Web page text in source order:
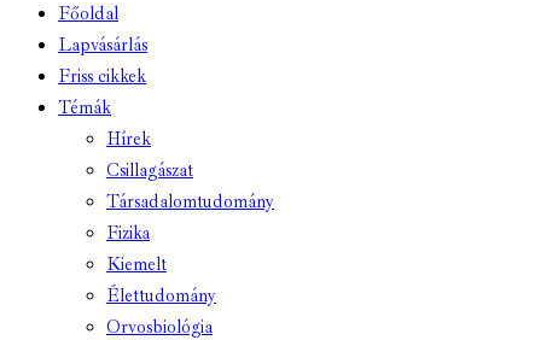
Főoldal
Lapvásárlás
Friss cikkek
Témák
Hírek
Csillagászat
Társadalomtudomány
Fizika
Kiemelt
Élettudomány
Orvosbiológia